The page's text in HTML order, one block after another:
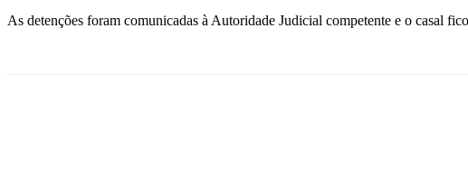
As detenções foram comunicadas à Autoridade Judicial competente e o casal